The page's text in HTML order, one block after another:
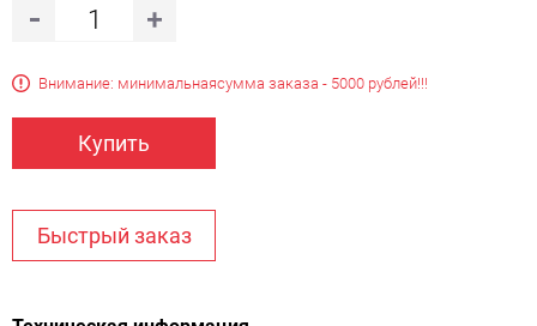
Внимание: минимальнаясумма заказа - 5000 рублей!!!
Купить
Быстрый заказ